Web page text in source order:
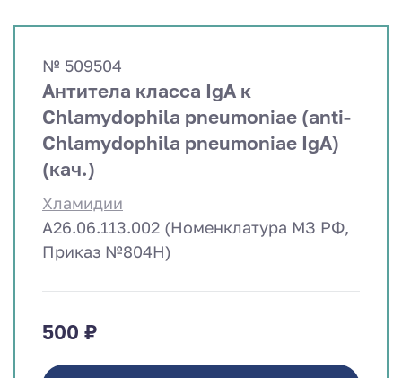
№ 509504
Антитела класса IgA к
Chlamydophila pneumoniae (anti-
Chlamydophila pneumoniae IgA)
(кач.)
Хламидии
A26.06.113.002 (Номенклатура МЗ РФ,
Приказ №804Н)
500 ₽